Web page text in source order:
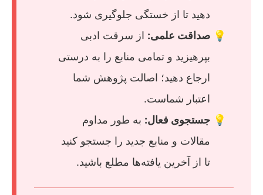
دهید تا از خستگی جلوگیری شود.
صداقت علمی: از سرقت ادبی
بپرهیزید و تمامی منابع را به درستی
ارجاع دهید؛ اصالت پژوهش شما
اعتبار شماست.
جستجوی فعال: به طور مداوم
مقالات و منابع جدید را جستجو کنید
تا از آخرین یافته‌ها مطلع باشید.